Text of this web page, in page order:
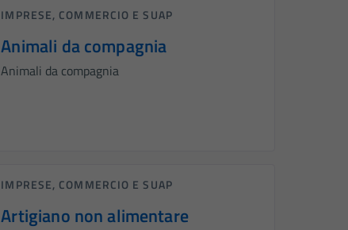
IMPRESE, COMMERCIO E SUAP
Animali da compagnia
Animali da compagnia
IMPRESE, COMMERCIO E SUAP
Artigiano non alimentare